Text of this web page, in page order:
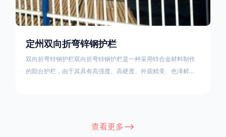
定州双向折弯锌钢护栏
双向折弯锌钢护栏双向折弯锌钢护栏是一种采用锌合金材料制作
的阳台护栏，由于其具有高强度、高硬度、外观精美、色泽鲜艳
或者咨询厂家客服以获取更准确的信息。
查看更多-->